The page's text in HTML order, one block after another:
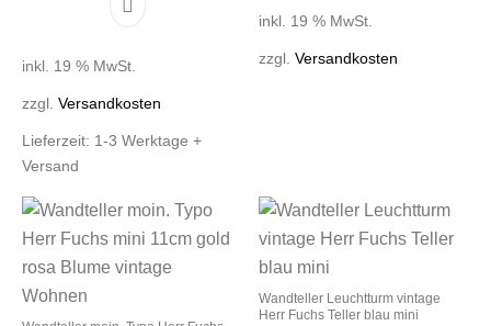
inkl. 19 % MwSt.
zzgl.Versandkosten
Lieferzeit: 1-3 Werktage +
Versand
inkl. 19 % MwSt.
zzgl. Versandkosten
Wandteller Leuchtturm vintage
Herr Fuchs Teller blau mini